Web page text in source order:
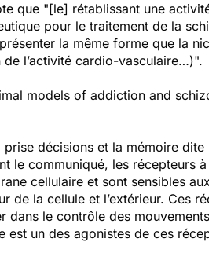
que "[le] rétablissant une
pour le traitement de la
la même forme que la
l’activité cardio-vasculaire…)".
models of addiction and
décisions et la mémoire dite
le communiqué, les récepteurs
cellulaire et sont sensibles
de la cellule et l’extérieur. Ces
dans le contrôle des
un des agonistes de ces